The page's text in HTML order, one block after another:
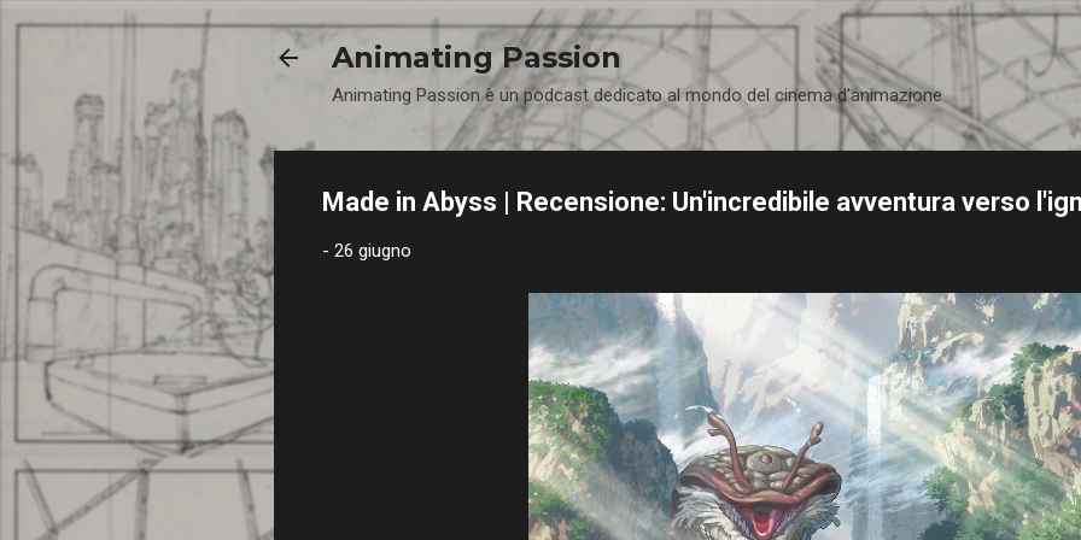
Passa ai contenuti principali
Animating Passion
Animating Passion è un podcast dedicato al mondo del cinema d'animazione
Made in Abyss | Recensione: Un'incredibile avventura verso
- 26 giugno